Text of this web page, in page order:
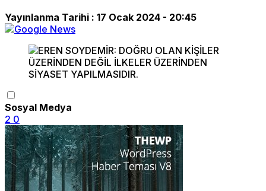
Yayınlanma Tarihi : 17 Ocak 2024 - 20:45
Sosyal Medya
2 0